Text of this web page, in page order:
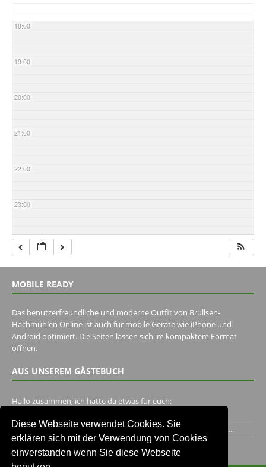
Diese Webseite verwendet Cookies. Sie
erklären sich mit der Verwendung von Cookies
einverstanden wenn Sie diese Webseite
18:00
19:00
20:00
21:00
22:00
23:00
MOBILE READY
Das benutzerfreundliche und moderne Outfit von Brullsen-
Hachmühlen Online ist auch für mobile Geräte wie iPhone und
Android optimiert. Die Seiten lassen sich im kompaktem Format
öffnen.
AUS UNSEREM GÄSTEBUCH
Hallo zusammen, ich hätte da etwas für euch:
Ich habe ein Jahr im Gasthaus Hugo Pape verbracht..Habe ihn...
Unser Gästebuch besuchen